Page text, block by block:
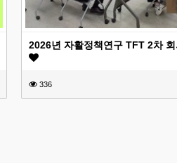
2026년 자활정책연구 TFT 2차
336